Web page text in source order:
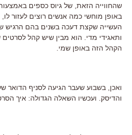
שהחווייה הזאת, של גיוס כספים
באופן מוחשי כמה אנשים רוצים לעזור
העשייה שקצת דעכה בשנים בהם הרגיש
ותאגידי מדי. הוא מבין שיש קהל
הקהל הזה באופן שמי.
ואכן, בשבוע שעבר הגיעה לסניף הדואר
והדיסק. ועכשיו השאלה הגדולה: איך